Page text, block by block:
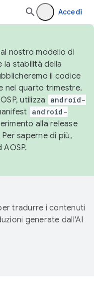
Accedi
nostro modello di
la stabilità della
il codice
nel quarto trimestre.
utilizza
android-
android-
alla release
saperne di più,
AOSP.
tradurre i contenuti
generate dall'AI